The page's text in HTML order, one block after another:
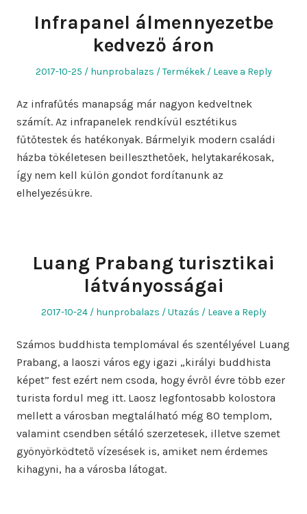
Infrapanel álmennyezetbe
kedvező áron
Posted
2017-10-25 Author
hunprobalazs
Posted
Termékek Leave a Reply
Az infrafűtés manapság már nagyon kedveltnek
számít. Az infrapanelek rendkívül esztétikus
fűtőtestek és hatékonyak. Bármelyik modern családi
házba tökéletesen beilleszthetőek, helytakarékosak,
így nem kell külön gondot fordítanunk az
elhelyezésükre.
Luang Prabang turisztikai
látványosságai
Posted
2017-10-24 Author
hunprobalazs
Posted
Utazás Leave a Reply
Számos buddhista templomával és szentélyével Luang
Prabang, a laoszi város egy igazi „királyi buddhista
képet” fest ezért nem csoda, hogy évről évre több ezer
turista fordul meg itt. Laosz legfontosabb kolostora
mellett a városban megtalálható még 80 templom,
valamint csendben sétáló szerzetesek, illetve szemet
gyönyörködtető vízesések is, amiket nem érdemes
kihagyni, ha a városba látogat.